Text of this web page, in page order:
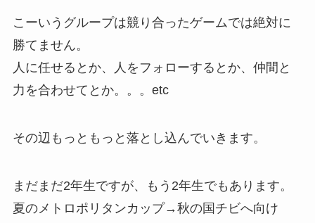
こーいうグループは競り合ったゲームでは絶対に
勝てません。
人に任せるとか、人をフォローするとか、仲間と
力を合わせてとか。。。etc
その辺もっともっと落とし込んでいきます。
まだまだ2年生ですが、もう2年生でもあります。
夏のメトロポリタンカップ→秋の国チビへ向け